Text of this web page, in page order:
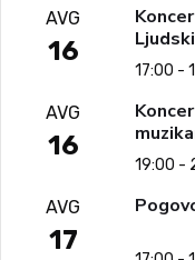
AVG
16
17:00 -
AVG
16
19:00 -
AVG
17